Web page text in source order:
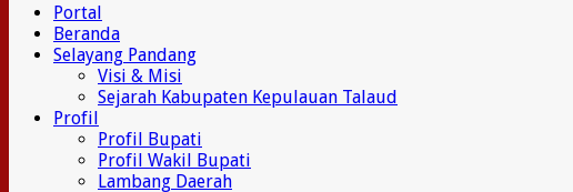
Portal
Beranda
Selayang Pandang
Visi & Misi
Sejarah Kabupaten Kepulauan Talaud
Profil
Profil Bupati
Profil Wakil Bupati
Lambang Daerah